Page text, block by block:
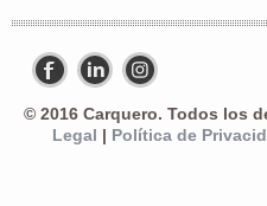
© 2016 Carquero. Todos los
Legal | Política de